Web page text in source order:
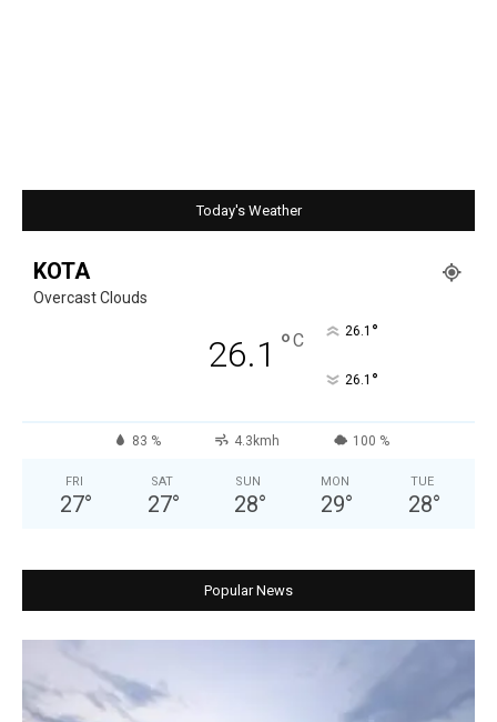
Today's Weather
KOTA
Overcast Clouds
26.1 °C 26.1 °
26.1 °
83 % 4.3kmh 100 %
FRI
27°
SAT
27°
SUN
28°
MON
29°
TUE
28°
Popular News